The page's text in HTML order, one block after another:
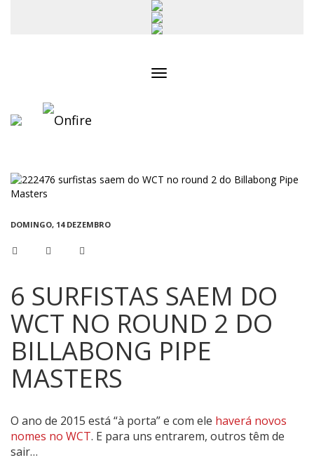
DOMINGO, 14 DEZEMBRO
6 SURFISTAS SAEM DO
WCT NO ROUND 2 DO
BILLABONG PIPE
MASTERS
O ano de 2015 está “à porta” e com ele haverá novos
nomes no WCT. E para uns entrarem, outros têm de
sair…